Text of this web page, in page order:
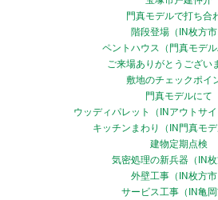
門真モデルで打ち合
階段登場（IN枚方市
ペントハウス（門真モデル
ご来場ありがとうござい
敷地のチェックポイ
門真モデルにて
ウッディパレット（INアウトサイ
キッチンまわり（IN門真モデ
建物定期点検
気密処理の新兵器（IN枚
外壁工事（IN枚方市
サービス工事（IN亀岡